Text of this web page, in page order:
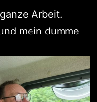
Arbeit.
mein dumme